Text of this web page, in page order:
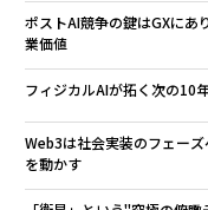
ポストAI競争の鍵はGXに
業価値
フィジカルAIが拓く次の10
Web3は社会実装のフェーズ
を動かす